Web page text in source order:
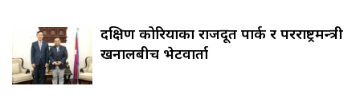
दक्षिण कोरियाका राजदूत पार्क र परराष्ट्रमन्त्री
खनालबीच भेटवार्ता